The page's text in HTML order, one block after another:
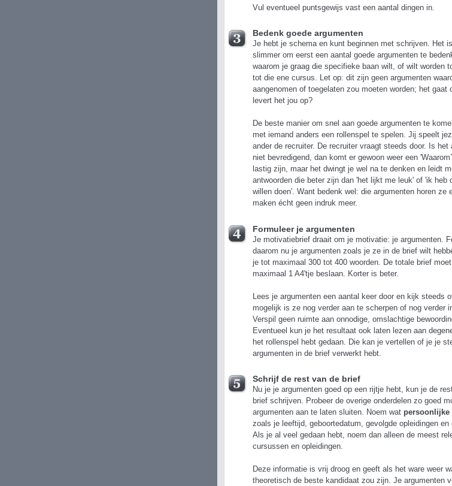
Vul eventueel puntsgewijs vast een aantal dingen in.
Bedenk goede argumenten
Je hebt je schema en kunt beginnen met schrijven. Het
slimmer om eerst een aantal goede argumenten te
waarom je graag die specifieke baan wilt, of wilt worden
tot die ene cursus. Let op: dit zijn geen argumenten
aangenomen of toegelaten zou moeten worden; het gaat
levert het jou op?
De beste manier om snel aan goede argumenten te
met iemand anders een rollenspel te spelen. Jij speelt
ander de recruiter. De recruiter vraagt steeds door. Is het
niet bevredigend, dan komt er gewoon weer een
lastig zijn, maar het dwingt je wel na te denken en leidt
antwoorden die beter zijn dan 'het lijkt me leuk' of 'ik heb
willen doen'. Want bedenk wel: die argumenten horen ze
maken écht geen indruk meer.
Formuleer je argumenten
Je motivatiebrief draait om je motivatie: je argumenten.
daarom nu je argumenten zoals je ze in de brief wilt
je tot maximaal 300 tot 400 woorden. De totale brief
maximaal 1 A4'tje beslaan. Korter is beter.
Lees je argumenten een aantal keer door en kijk steeds
mogelijk is ze nog verder aan te scherpen of nog verder
Verspil geen ruimte aan onnodige, omslachtige
Eventueel kun je het resultaat ook laten lezen aan
het rollenspel hebt gedaan. Die kan je vertellen of je je
argumenten in de brief verwerkt hebt.
Schrijf de rest van de brief
Nu je je argumenten goed op een rijtje hebt, kun je de
brief schrijven. Probeer de overige onderdelen zo goed
argumenten aan te laten sluiten. Noem wat persoonlijke
zoals je leeftijd, geboortedatum, gevolgde opleidingen en
Als je al veel gedaan hebt, noem dan alleen de meest
cursussen en opleidingen.
Deze informatie is vrij droog en geeft als het ware weer
theoretisch de beste kandidaat zou zijn. Je argumenten